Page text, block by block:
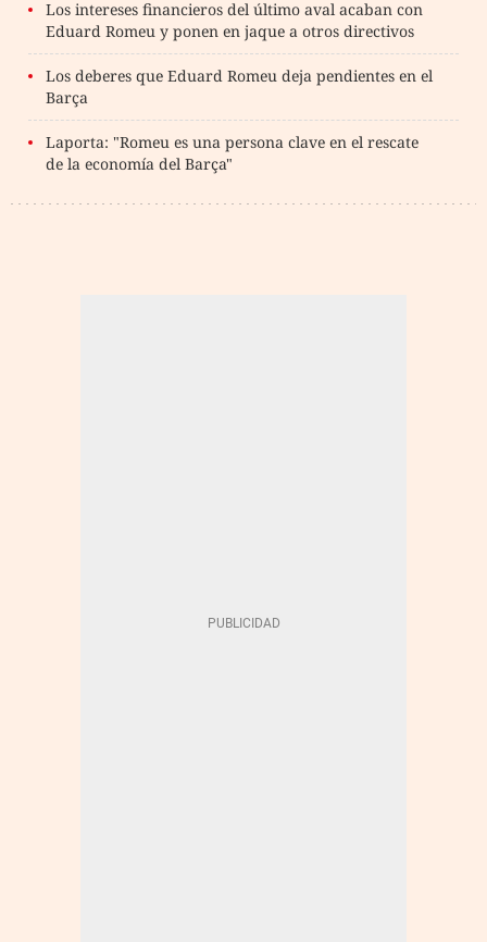
Los intereses financieros del último aval acaban con
Eduard Romeu y ponen en jaque a otros directivos
Los deberes que Eduard Romeu deja pendientes en el
Barça
Laporta: "Romeu es una persona clave en el rescate
de la economía del Barça"